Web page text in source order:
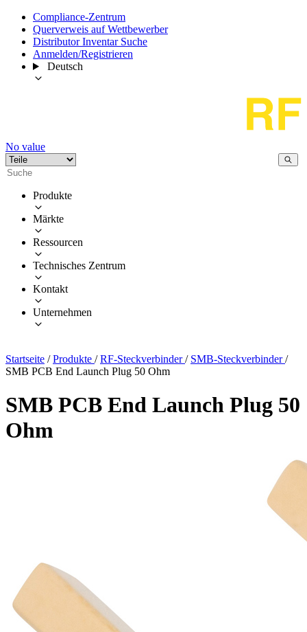
Compliance-Zentrum
Querverweis auf Wettbewerber
Distributor Inventar Suche
Anmelden/Registrieren
Deutsch
No value
Produkte
Märkte
Ressourcen
Technisches Zentrum
Kontakt
Unternehmen
Startseite / Produkte / RF-Steckverbinder/ SMB-Steckverbinder/
SMB PCB End Launch Plug 50 Ohm
SMB PCB End Launch Plug 50
Ohm